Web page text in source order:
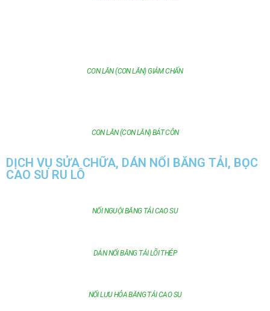
CON LĂN (CON LĂN) GIẢM CHẤN
CON LĂN (CON LĂN) BÁT CÔN
DỊCH VỤ SỬA CHỮA, DÁN NỐI BĂNG TẢI, BỌC
CAO SU RU LÔ
NỐI NGUỘI BĂNG TẢI CAO SU
DÁN NỐI BĂNG TẢI LÕI THÉP
NỐI LƯU HÓA BĂNG TẢI CAO SU